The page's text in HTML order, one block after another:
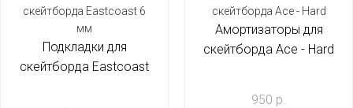
Подкладки для
скейтборда Eastcoast
Амортизаторы для
скейтборда Ace - Hard
950 р.